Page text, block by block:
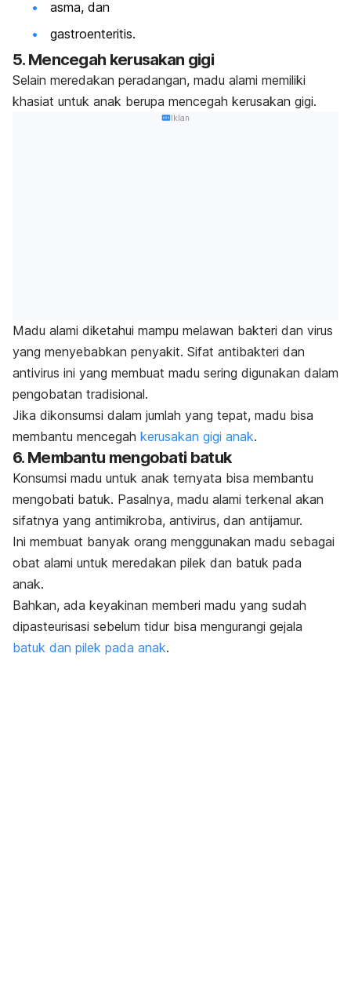
asma, dan
gastroenteritis.
5. Mencegah kerusakan gigi
Selain meredakan peradangan, madu alami memiliki
khasiat untuk anak berupa mencegah kerusakan gigi.
Iklan
Madu alami diketahui mampu melawan bakteri dan virus
yang menyebabkan penyakit. Sifat antibakteri dan
antivirus ini yang membuat madu sering digunakan dalam
pengobatan tradisional.
Jika dikonsumsi dalam jumlah yang tepat, madu bisa
membantu mencegah kerusakan gigi anak.
6. Membantu mengobati batuk
Konsumsi madu untuk anak ternyata bisa membantu
mengobati batuk. Pasalnya, madu alami terkenal akan
sifatnya yang antimikroba, antivirus, dan antijamur.
Ini membuat banyak orang menggunakan madu sebagai
obat alami untuk meredakan pilek dan batuk pada
anak.
Bahkan, ada keyakinan memberi madu yang sudah
dipasteurisasi sebelum tidur bisa mengurangi gejala
batuk dan pilek pada anak.